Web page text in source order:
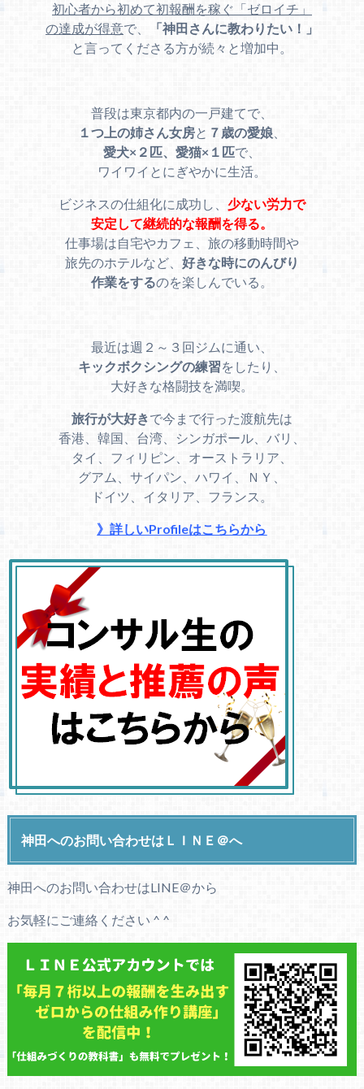
初心者から初めて初報酬を稼ぐ「ゼロイチ」
の達成が得意で、
「神田さんに教わりたい！」
と言ってくださる方が続々と増加中。
普段は東京都内の一戸建てで、
１つ上の姉さん女房と ７歳の愛娘、
愛犬×２匹、愛猫×１匹で、
ワイワイとにぎやかに生活。
ビジネスの仕組化に成功し、 少ない労力で
安定して継続的な報酬を得る。
仕事場は自宅やカフェ、旅の移動時間や
旅先のホテルなど、 好きな時にのんびり
作業をするのを楽しんでいる。
最近は週２～３回ジムに通い、
キックボクシングの練習をしたり、
大好きな格闘技を満喫。
旅行が大好きで今まで行った渡航先は
香港、韓国、台湾、シンガポール、バリ、
タイ、フィリピン、オーストラリア、
グアム、サイパン、ハワイ、ＮＹ、
ドイツ、イタリア、フランス。
》詳しいProfileはこちらから
神田へのお問い合わせはＬＩＮＥ＠へ
神田へのお問い合わせはLINE＠から
お気軽にご連絡ください ^ ^